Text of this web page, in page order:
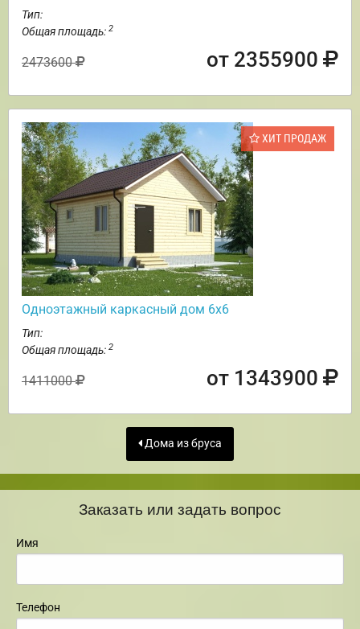
Тип:
Общая площадь: 2
2473600 от 2355900
ХИТ ПРОДАЖ
Одноэтажный каркасный дом 6х6
Тип:
Общая площадь: 2
1411000 от 1343900
Дома из бруса
Заказать или задать вопрос
Имя
Телефон